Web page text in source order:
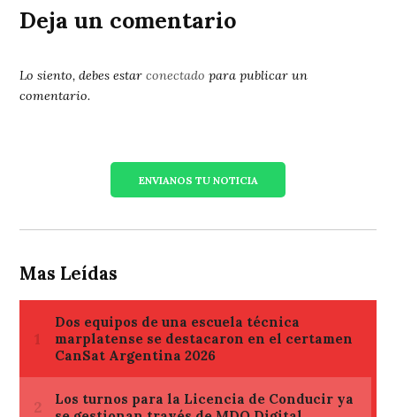
Deja un comentario
Lo siento, debes estarconectado para publicar un
comentario.
ENVIANOS TU NOTICIA
Mas Leídas